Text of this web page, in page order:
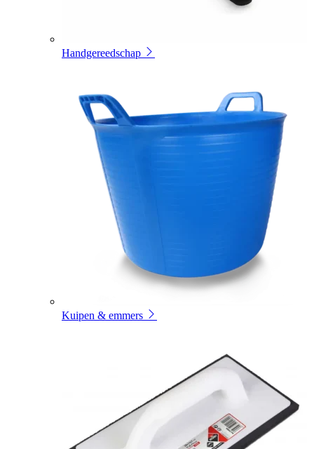
Handgereedschap
Kuipen & emmers